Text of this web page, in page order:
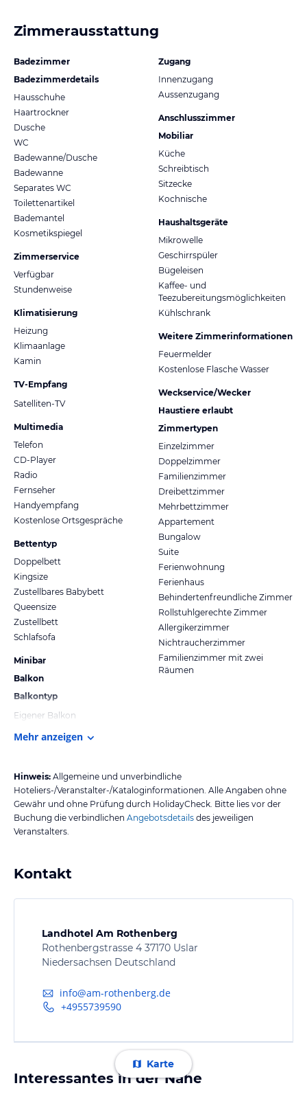
Zimmerausstattung
Badezimmer
Badezimmerdetails
Hausschuhe
Haartrockner
Dusche
WC
Badewanne/Dusche
Badewanne
Separates WC
Toilettenartikel
Bademantel
Kosmetikspiegel
Zimmerservice
Verfügbar
Stundenweise
Klimatisierung
Heizung
Klimaanlage
Kamin
TV-Empfang
Satelliten-TV
Multimedia
Telefon
CD-Player
Radio
Fernseher
Handyempfang
Kostenlose Ortsgespräche
Bettentyp
Doppelbett
Kingsize
Zustellbares Babybett
Queensize
Zustellbett
Schlafsofa
Minibar
Balkon
Balkontyp
Eigener Balkon
Zugang
Innenzugang
Aussenzugang
Anschlusszimmer
Mobiliar
Küche
Schreibtisch
Sitzecke
Kochnische
Haushaltsgeräte
Mikrowelle
Geschirrspüler
Bügeleisen
Kaffee- und
Teezubereitungsmöglichkeiten
Kühlschrank
Weitere Zimmerinformationen
Feuermelder
Kostenlose Flasche Wasser
Weckservice/Wecker
Haustiere erlaubt
Zimmertypen
Einzelzimmer
Doppelzimmer
Familienzimmer
Dreibettzimmer
Mehrbettzimmer
Appartement
Bungalow
Suite
Ferienwohnung
Ferienhaus
Behindertenfreundliche Zimmer
Rollstuhlgerechte Zimmer
Allergikerzimmer
Nichtraucherzimmer
Familienzimmer mit zwei
Räumen
Mehr anzeigen
Hinweis: Allgemeine und unverbindliche
Hoteliers-/Veranstalter-/Kataloginformationen. Alle Angaben ohne
Gewähr und ohne Prüfung durch HolidayCheck. Bitte lies vor der
Buchung die verbindlichen Angebotsdetails des jeweiligen
Veranstalters.
Kontakt
Landhotel Am Rothenberg
Rothenbergstrasse 4 37170 Uslar
Niedersachsen Deutschland
info@am-rothenberg.de
+4955739590
Karte
Interessantes in der Nähe